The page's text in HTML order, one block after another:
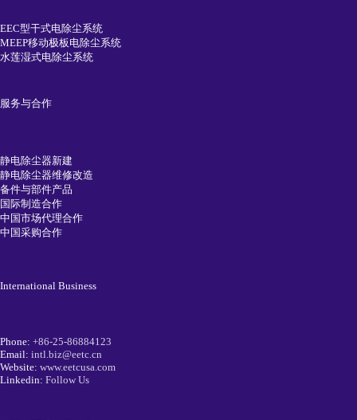
EEC型干式电除尘系统
MEEP移动极板电除尘系统
水莲湿式电除尘系统
服务与合作
静电除尘器新建
静电除尘器维修改造
备件与部件产品
国际制造合作
中国市场代理合作
中国采购合作
International Business
Phone: +86-25-86884123
Email: intl.biz@eetc.cn
Website: www.eetcusa.com
Linkedin: Follow Us